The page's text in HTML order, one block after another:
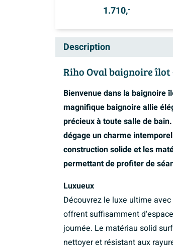
1.710,-
Description
Riho Oval baignoire îlot
Bienvenue dans la baignoire
magnifique baignoire allie
précieux à toute salle de
dégage un charme
construction solide et les
permettant de profiter de
Luxueux
Découvrez le luxe ultime
offrent suffisamment
journée. Le matériau solid
nettoyer et résistant aux